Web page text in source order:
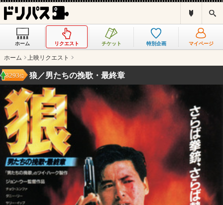
ス
ホーム リクエスト チケット 特別企画 マイページ
ホーム 上映リクエスト
狼／男たちの挽歌・最終章
3293位